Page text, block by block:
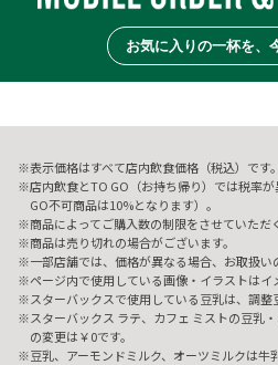
お気に入りの一杯を、
表示価格はすべて店内飲食価格（税込）です。
店内飲食とTO GO（お持ち帰り）では税率
GO不可商品は10%となります）。
商品によってご購入数の制限をさせていただ
商品は売り切れの場合がございます。
一部店舗では、価格が異なる場合、お取扱い
ページ内で使用している画像・イラストはイ
スターバックスで使用している豆乳は、調整
スターバックス ラテ、カフェ ミストの豆乳
の変更は￥0です。
豆乳、アーモンドミルク、オーツミルクは牛